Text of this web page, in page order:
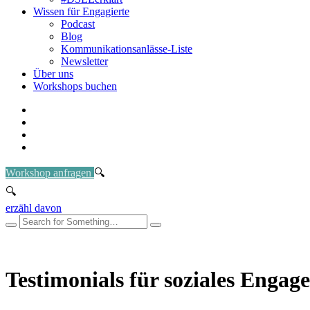
Wissen für Engagierte
Podcast
Blog
Kommunikationsanlässe-Liste
Newsletter
Über uns
Workshops buchen
Workshop anfragen
erzähl davon
Testimonials für soziales